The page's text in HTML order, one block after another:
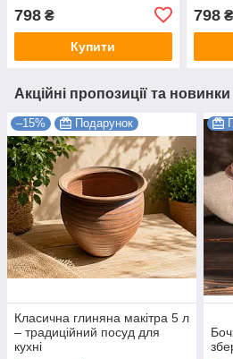
798 ₴
Купити
798₴
Акційні пропозиції та новинки
–15% Подарунок
Класична глиняна макітра 5 л
– традиційний посуд для
кухні